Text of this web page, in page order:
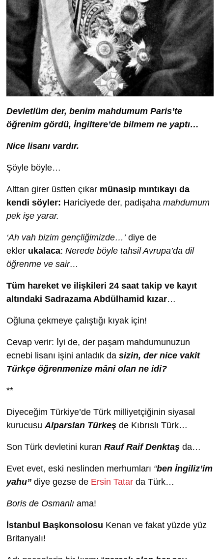
Devletlüm der, benim mahdumum Paris’te
öğrenim gördü, İngiltere’de bilmem ne yaptı…
Nice lisanı vardır.
Şöyle böyle…
Alttan girer üstten çıkar münasip mıntıkayı da
kendi söyler: Hariciyede der, padişaha mahdumum
pek işe yarar.
‘Ah vah bizim gençliğimizde…’ diye de
ekler ukalaca: Nerede böyle tahsil Avrupa’da dil
öğrenme ve sair…
Tüm hareket ve ilişkileri 24 saat takip ve kayıt
altındaki Sadrazama Abdülhamid kızar…
Oğluna çekmeye çalıştığı kıyak için!
Cevap verir: İyi de, der paşam mahdumunuzun
ecnebi lisanı işini anladık da sizin, der nice vakit
Türkçe öğrenmenize mâni olan ne idi?
**
Diyeceğim Türkiye’de Türk milliyetçiğinin siyasal
kurucusu Alparslan Türkeş de Kıbrıslı Türk…
Son Türk devletini kuran Rauf Raif Denktaş da…
Evet evet, eski neslinden merhumları “ben İngiliz’im
yahu” diye gezse de Ersin Tatar da Türk…
Boris de Osmanlı ama!
İstanbul Başkonsolosu Kenan ve fakat yüzde yüz
Britanyalı!